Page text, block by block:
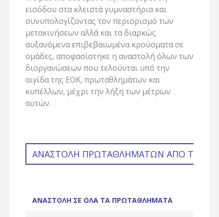
εισόδου στα κλειστά γυμναστήρια και
συνυπολογίζοντας τον περιορισμό των
μετακινήσεων αλλά και τα διαρκώς
αυξανόμενα επιβεβαιωμένα κρούσματα σε
ομάδες, αποφασίστηκε η αναστολή όλων των
διοργανώσεων που τελούνται υπό την
αιγίδα της ΕΟΚ, πρωταθλημάτων και
κυπέλλων, μέχρι την λήξη των μέτρων
αυτών.
ΑΝΑΣΤΟΛΉ ΠΡΩΤΑΘΛΗΜΆΤΩΝ ΑΠΌ ΤΗΝ
ΑΝΑΣΤΟΛΗ ΣΕ ΟΛΑ ΤΑ ΠΡΩΤΑΘΛΗΜΑΤΑ